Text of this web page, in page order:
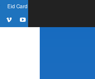
Eid Card